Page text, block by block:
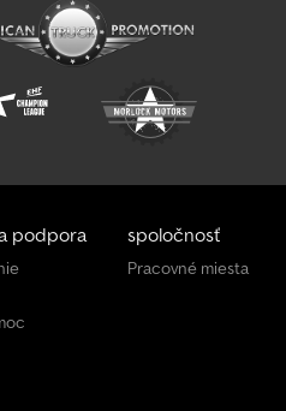
podpora spoločnosť
Pracovné miesta